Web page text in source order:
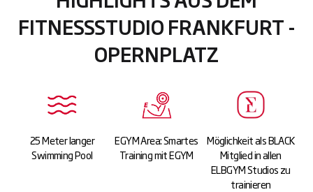
FITNESSSTUDIO FRANKFURT -
OPERNPLATZ
25 Meter langer
Swimming Pool
EGYM Area: Smartes
Training mit EGYM
Möglichkeit als BLACK
Mitglied in allen
ELBGYM Studios zu
trainieren